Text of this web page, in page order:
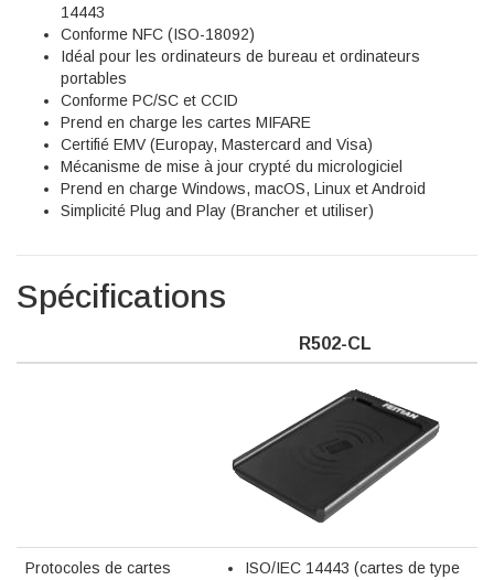
14443
Conforme NFC (ISO-18092)
Idéal pour les ordinateurs de bureau et ordinateurs
portables
Conforme PC/SC et CCID
Prend en charge les cartes MIFARE
Certifié EMV (Europay, Mastercard and Visa)
Mécanisme de mise à jour crypté du micrologiciel
Prend en charge Windows, macOS, Linux et Android
Simplicité Plug and Play (Brancher et utiliser)
Spécifications
R502-CL
Protocoles de cartes
ISO/IEC 14443 (cartes de type